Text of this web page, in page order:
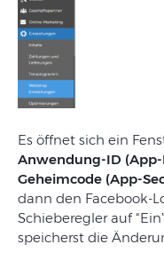
Es öffnet sich ein
Anwendung-ID (App-
Geheimcode (App-
dann den Facebook-
Schieberegler auf
speicherst die